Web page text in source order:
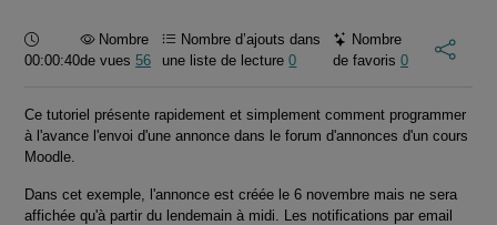
Durée :
00:00:40
Nombre
de vues 56
Nombre d’ajouts dans
une liste de lecture0
Nombre
de favoris 0
Ce tutoriel présente rapidement et simplement comment programmer
à l'avance l'envoi d'une annonce dans le forum d'annonces d'un cours
Moodle.
Dans cet exemple, l'annonce est créée le 6 novembre mais ne sera
affichée qu'à partir du lendemain à midi. Les notifications par email